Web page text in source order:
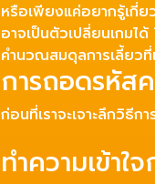
หรือเพียงแค่อยากรู้เกี่ย
อาจเป็นตัวเปลี่ยนเกมไ
คำนวณสมดุลการเลี้ยวที่
การถอดรหัส
ก่อนที่เราจะเจาะลึกวิธีก
ทำความเข้าใ